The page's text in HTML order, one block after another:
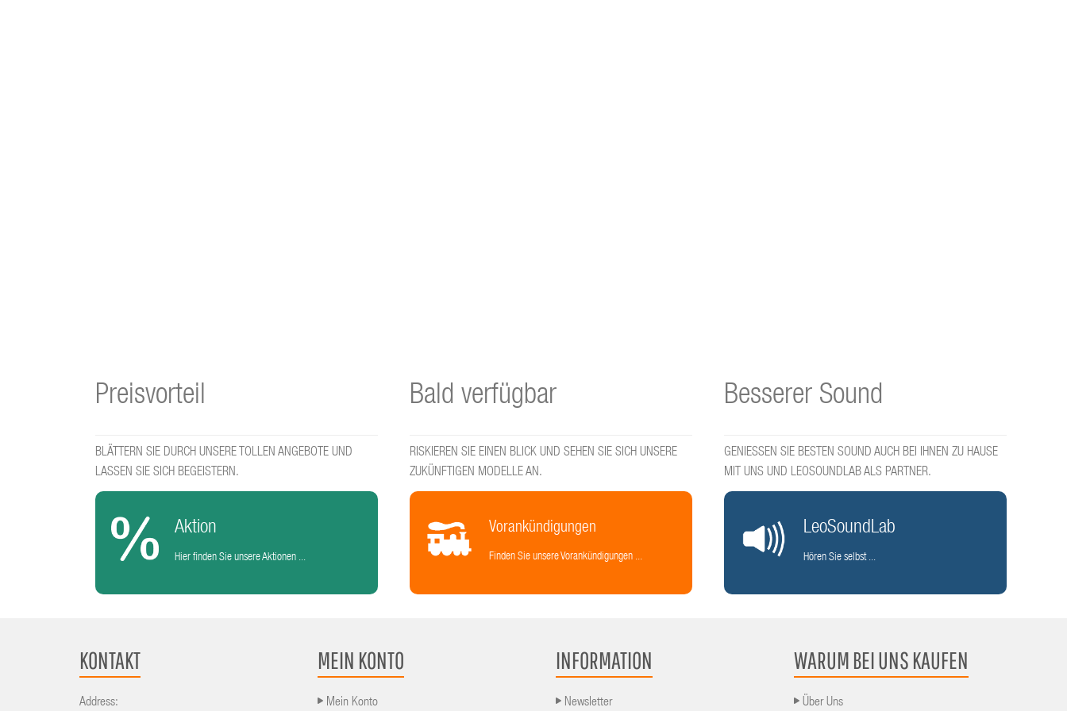
Preisvorteil Bald verfügbar Besserer Sound
BLÄTTERN SIE DURCH UNSERE TOLLEN ANGEBOTE UND
LASSEN SIE SICH BEGEISTERN.
RISKIEREN SIE EINEN BLICK UND SEHEN SIE SICH UNSERE
ZUKÜNFTIGEN MODELLE AN.
GENIESSEN SIE BESTEN SOUND AUCH BEI IHNEN ZU HAUSE
MIT UNS UND LEOSOUNDLAB ALS PARTNER.
Aktion
Hier finden Sie unsere Aktionen ...
Vorankündigungen
Finden Sie unsere Vorankündigungen ...
LeoSoundLab
Hören Sie selbst ...
KONTAKT
Address:
MEIN KONTO
Mein Konto
INFORMATION
Newsletter
WARUM BEI UNS KAUFEN
Über Uns